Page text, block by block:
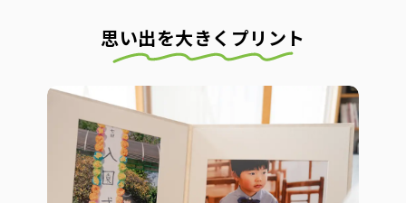
思い出を大きくプリント